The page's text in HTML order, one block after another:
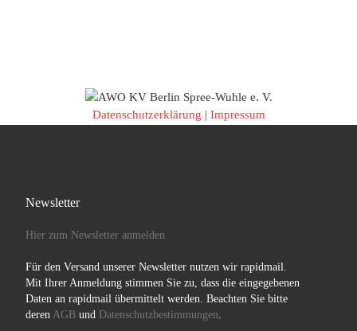
Datenschutzerklärung | Impressum
Newsletter
Hier zum Newsletter anmelden
Für den Versand unserer Newsletter nutzen wir rapidmail.
Mit Ihrer Anmeldung stimmen Sie zu, dass die eingegebenen
Daten an rapidmail übermittelt werden. Beachten Sie bitte
deren AGBund Datenschutzbestimmungen